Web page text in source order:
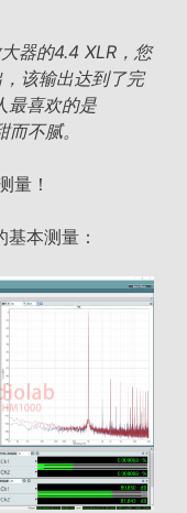
器的4.4 XLR，您
该输出达到了完
最喜欢的是
不腻。
量！
本测量：